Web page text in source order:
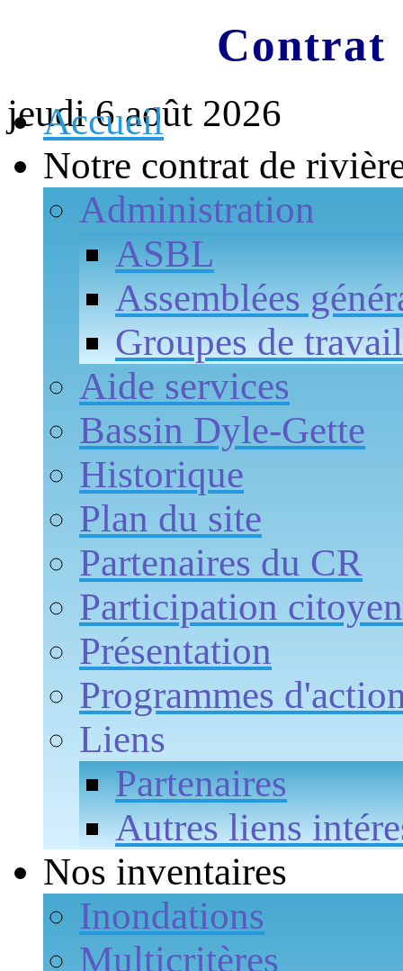
Contrat
jeudi 6 août 2026
Accueil
Notre contrat de
Administration
ASBL
Assemblées
Groupes de travail
Aide services
Bassin Dyle-Gette
Historique
Plan du site
Partenaires du CR
Participation
Présentation
Programmes
Liens
Partenaires
Autres liens
Nos inventaires
Inondations
Multicritères